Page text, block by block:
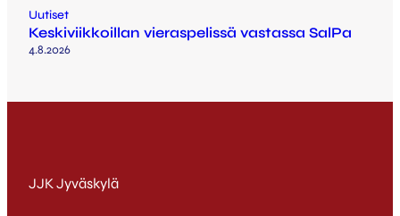
Uutiset
Keskiviikkoillan vieraspelissä vastassa SalPa
4.8.2026
JJK Jyväskylä